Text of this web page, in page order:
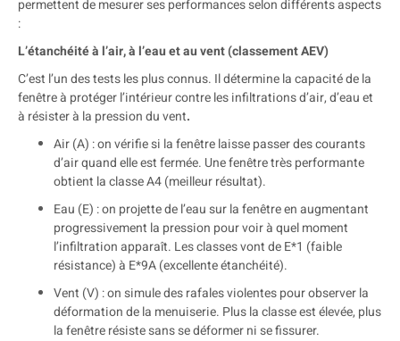
permettent de mesurer ses performances selon différents aspects
:
L’étanchéité à l’air, à l’eau et au vent (classement AEV)
C’est l’un des tests les plus connus. Il détermine la capacité de la
fenêtre à protéger l’intérieur contre les infiltrations d’air, d’eau et
à résister à la pression du vent.
Air (A) : on vérifie si la fenêtre laisse passer des courants
d’air quand elle est fermée. Une fenêtre très performante
obtient la classe A4 (meilleur résultat).
Eau (E) : on projette de l’eau sur la fenêtre en augmentant
progressivement la pression pour voir à quel moment
l’infiltration apparaît. Les classes vont de E*1 (faible
résistance) à E*9A (excellente étanchéité).
Vent (V) : on simule des rafales violentes pour observer la
déformation de la menuiserie. Plus la classe est élevée, plus
la fenêtre résiste sans se déformer ni se fissurer.